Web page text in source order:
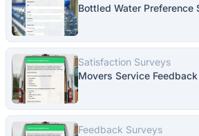
Bottled Water Preference
Satisfaction Surveys
Movers Service
Feedback Surveys